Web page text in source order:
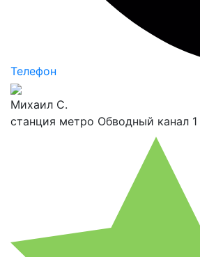
Телефон
Михаил С.
станция метро Обводный канал 1